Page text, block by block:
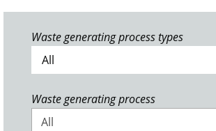
Waste generating process types
Waste generating process
All